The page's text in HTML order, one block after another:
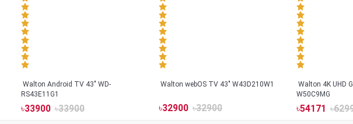
Walton Android TV 43" WD-
RS43E11G1
৳33900 ৳33900
Walton webOS TV 43" W43D210W1
৳32900 ৳32900
Walton 4K UHD
W50C9MG
৳54171 ৳